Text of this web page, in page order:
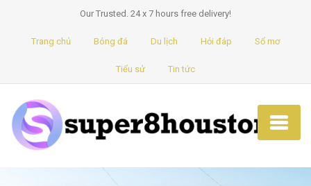
Our Trusted. 24 x 7 hours free delivery!
Trang chủ Bóng đá Du lịch Hỏi đáp Sổ mơ
Tiểu sử Tin tức